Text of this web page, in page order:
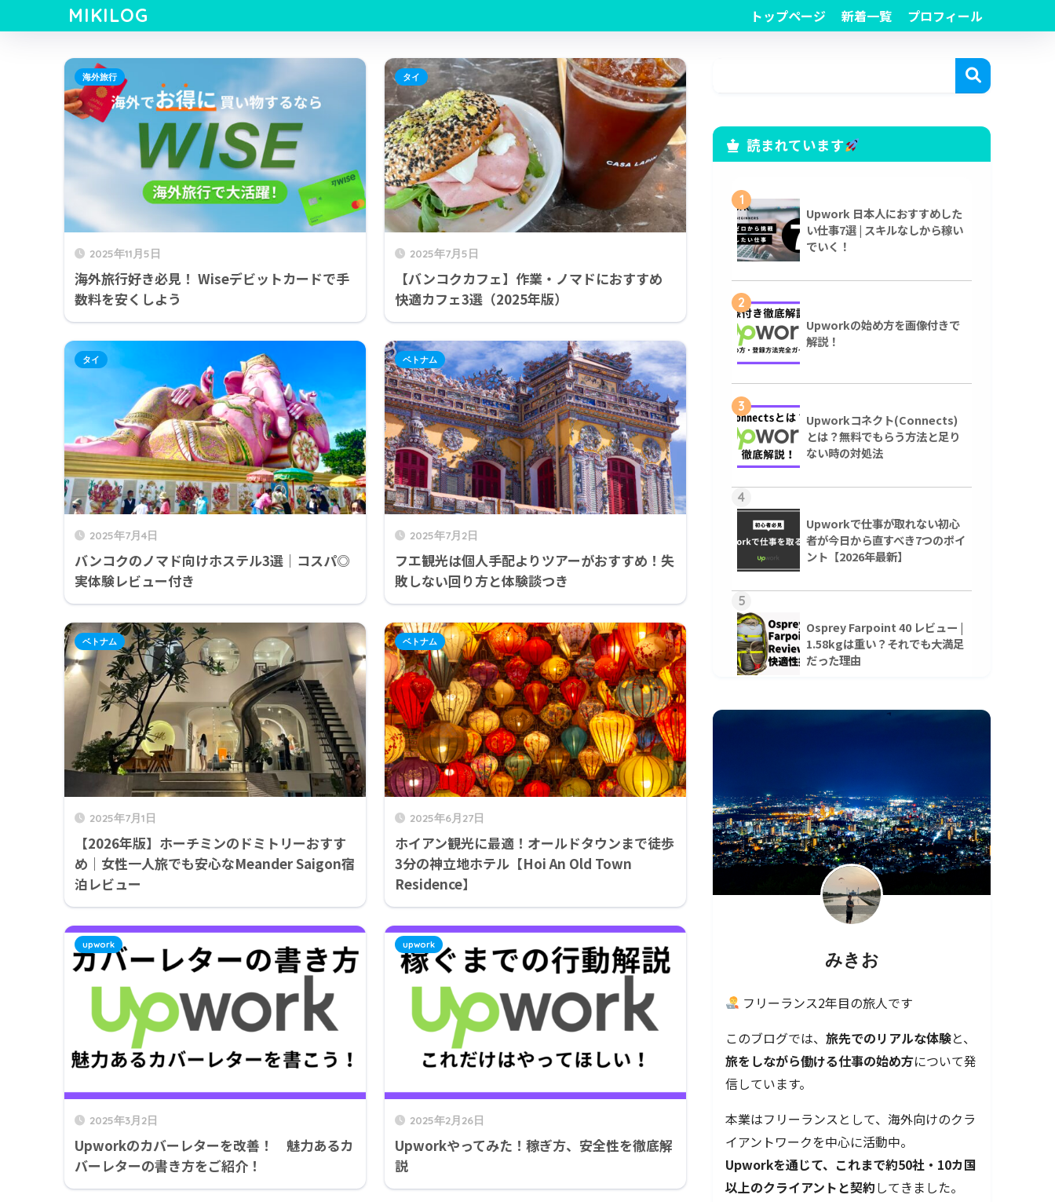
MIKILOG トップページ 新着一覧 プロフィール
2025年11月5日
海外旅行好き必見！ Wiseデビットカードで手
数料を安くしよう
海外旅行
2025年7月5日
【バンコクカフェ】作業・ノマドにおすすめ
快適カフェ3選（2025年版）
タイ
2025年7月4日
バンコクのノマド向けホステル3選｜コスパ◎
実体験レビュー付き
タイ
2025年7月2日
フエ観光は個人手配よりツアーがおすすめ！失
敗しない回り方と体験談つき
ベトナム
2025年7月1日
【2026年版】ホーチミンのドミトリーおすす
め｜女性一人旅でも安心なMeander Saigon宿
泊レビュー
ベトナム
2025年6月27日
ホイアン観光に最適！オールドタウンまで徒歩
3分の神立地ホテル【Hoi An Old Town
Residence】
ベトナム
2025年3月2日
Upworkのカバーレターを改善！ 魅力あるカ
バーレターの書き方をご紹介！
upwork
2025年2月26日
Upworkやってみた！稼ぎ方、安全性を徹底解
説
upwork
読まれています
1
Upwork 日本人におすすめした
い仕事7選 | スキルなしから稼い
でいく！
2
Upworkの始め方を画像付きで
解説！
3
Upworkコネクト(Connects)
とは？無料でもらう方法と足り
ない時の対処法
4
Upworkで仕事が取れない初心
者が今日から直すべき7つのポイ
ント【2026年最新】
5
Osprey Farpoint 40 レビュー |
1.58kgは重い？それでも大満足
だった理由
みきお
フリーランス2年目の旅人です
このブログでは、 旅先でのリアルな体験と、
旅をしながら働ける仕事の始め方について発
信しています。
本業はフリーランスとして、海外向けのクラ
イアントワークを中心に活動中。
Upworkを通じて、これまで約50社・10カ国
以上のクライアントと契約してきました。